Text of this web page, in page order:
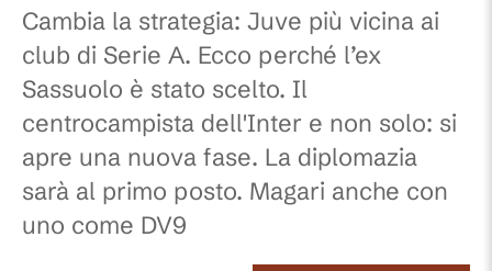
Cambia la strategia: Juve più vicina ai
club di Serie A. Ecco perché l’ex
Sassuolo è stato scelto. Il
centrocampista dell'Inter e non solo: si
apre una nuova fase. La diplomazia
sarà al primo posto. Magari anche con
uno come DV9